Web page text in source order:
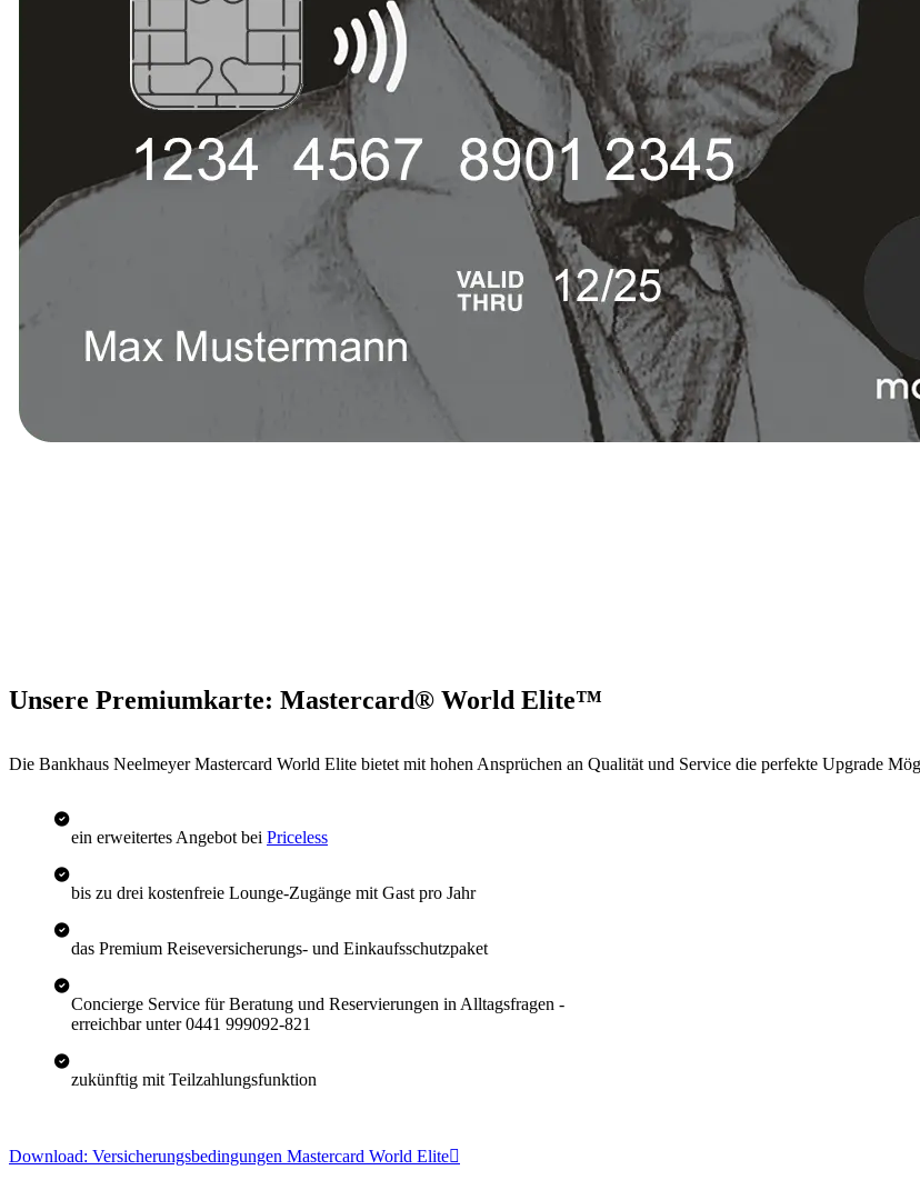
Unsere Premiumkarte: Mastercard® World Elite™
Die Bankhaus Neelmeyer Mastercard World Elite bietet mit hohen Ansprüchen an Qualität und Service die perfekte Upgrade
ein erweitertes Angebot bei Priceless
bis zu drei kostenfreie Lounge-Zugänge mit Gast pro Jahr
das Premium Reiseversicherungs- und Einkaufsschutzpaket
Concierge Service für Beratung und Reservierungen in Alltagsfragen -
erreichbar unter 0441 999092-821
zukünftig mit Teilzahlungsfunktion
Download: Versicherungsbedingungen Mastercard World Elite